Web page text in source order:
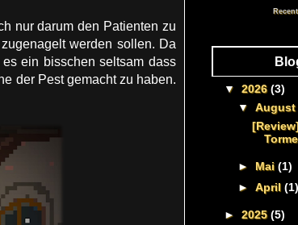
nur darum den Patienten zu
werden sollen. Da
ein bisschen seltsam dass
der Pest gemacht zu haben.
▼ 2026(3)
▼ August
► Mai (1)
► April (1)
► 2025(5)